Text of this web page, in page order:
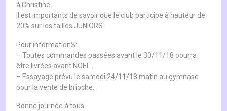
à Christine.
Il est importants de savoir que le club participe à hauteur de
20% sur les tailles JUNIORS.
Pour informationS:
– Toutes commandes passées avant le 30/11/18 pourra
être livrées avant NOEL.
– Essayage prévu le samedi 24/11/18 matin au gymnase
pour la vente de brioche.
Bonne journée à tous